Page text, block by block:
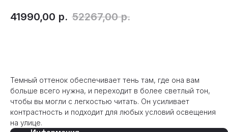
41990,00 р. 52267,00 р.
Темный оттенок обеспечивает тень там, где она вам
больше всего нужна, и переходит в более светлый тон,
чтобы вы могли с легкостью читать. Он усиливает
контрастность и подходит для любых условий освещения
на улице.